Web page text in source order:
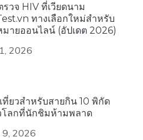
รวจ HIV ที่เวียดนาม
ทางเลือกใหม่สำหรับ
ายออนไลน์ (อัปเดต 2026)
2026
ที่ยวสำหรับสายกิน 10 พิกัด
โลกที่นักชิมห้ามพลาด
9, 2026